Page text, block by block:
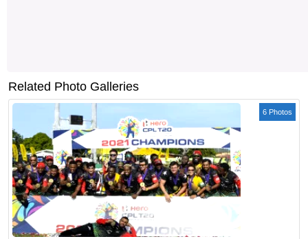
Related Photo Galleries
6 Photos